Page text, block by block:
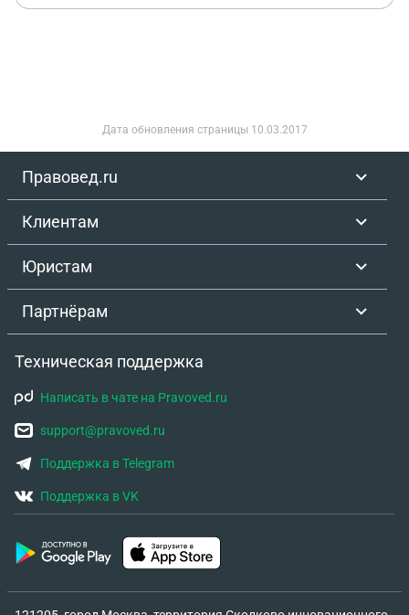
Дата обновления страницы 10.03.2017
Правовед.ru
Клиентам
Юристам
Партнёрам
Техническая поддержка
Написать в чате на Pravoved.ru
support@pravoved.ru
Поддержка в Telegram
Поддержка в VK